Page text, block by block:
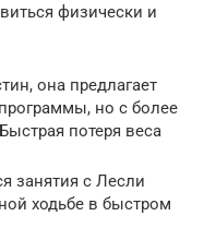
физически и
она предлагает
но с более
потеря веса
занятия с Лесли
ходьбе в быстром